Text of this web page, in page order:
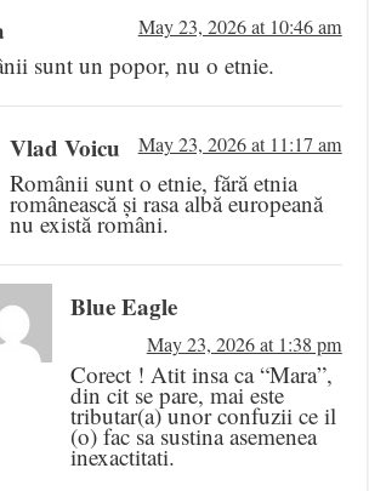
May 23, 2026 at 10:46 am
sunt un popor, nu o etnie.
Vlad Voicu May 23, 2026 at 11:17 am
Românii sunt o etnie, fără etnia
românească și rasa albă europeană
nu există români.
Blue Eagle
May 23, 2026 at 1:38 pm
Corect ! Atit insa ca “Mara”,
din cit se pare, mai este
tributar(a) unor confuzii ce il
(o) fac sa sustina asemenea
inexactitati.